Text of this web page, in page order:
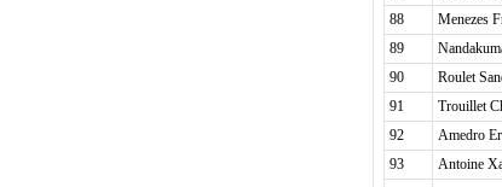
88
Menezes
89
90
Roulet
91
Trouillet
92
Amedro
93
Antoine